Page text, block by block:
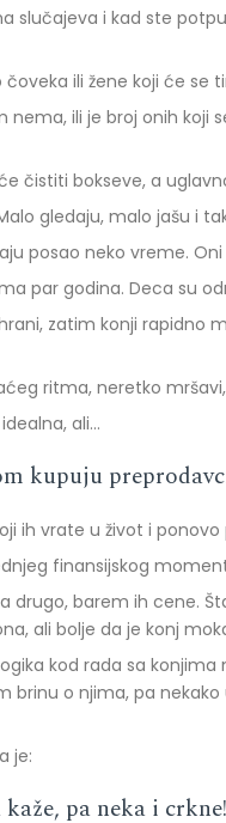
slučajeva i kad ste
ili žene koji će se
nema, ili je broj onih
čistiti bokseve, a
gledaju, malo jašu i
posao neko vreme.
par godina. Deca su
zatim konji rapidno
ritma, neretko
ali…
kupuju
ih vrate u život i
finansijskog
drugo, barem ih cene.
ali bolje da je konj
kod rada sa
brinu o njima, pa
je:
pa neka i crkne!